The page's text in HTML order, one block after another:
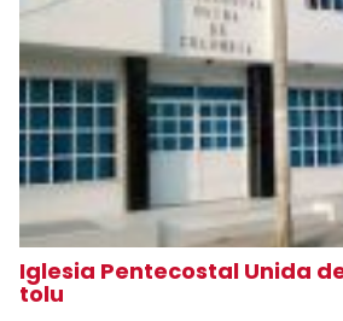
Iglesia Pentecostal Unida
tolu